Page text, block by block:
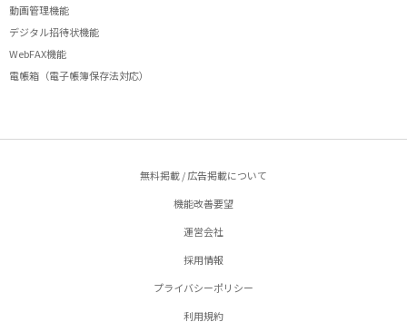
動画管理機能
デジタル招待状機能
WebFAX機能
電帳箱（電子帳簿保存法対応）
無料掲載 / 広告掲載について
機能改善要望
運営会社
採用情報
プライバシーポリシー
利用規約